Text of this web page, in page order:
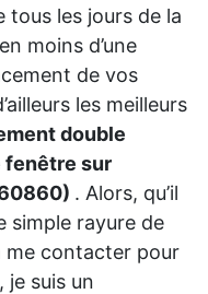
tous les jours de la
moins d’une
de vos
les meilleurs
double
fenêtre sur
. Alors, qu’il
simple rayure de
me contacter pour
je suis un